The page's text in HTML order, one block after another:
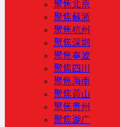
聚焦北京
聚焦蘇浙
聚焦杭州
聚焦深圳
聚焦寧波
聚焦四川
聚焦海南
聚焦黃山
聚焦贵州
聚焦湖广